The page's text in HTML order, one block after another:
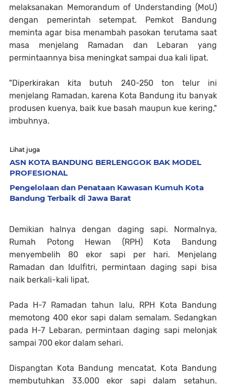
melaksanakan Memorandum of Understanding (MoU)
dengan pemerintah setempat. Pemkot Bandung
meminta agar bisa menambah pasokan terutama saat
masa menjelang Ramadan dan Lebaran yang
permintaannya bisa meningkat sampai dua kali lipat.
"Diperkirakan kita butuh 240-250 ton telur ini
menjelang Ramadan, karena Kota Bandung itu banyak
produsen kuenya, baik kue basah maupun kue kering,"
imbuhnya.
Lihat juga
ASN KOTA BANDUNG BERLENGGOK BAK MODEL
PROFESIONAL
Pengelolaan dan Penataan Kawasan Kumuh Kota
Bandung Terbaik di Jawa Barat
Demikian halnya dengan daging sapi. Normalnya,
Rumah Potong Hewan (RPH) Kota Bandung
menyembelih 80 ekor sapi per hari. Menjelang
Ramadan dan Idulfitri, permintaan daging sapi bisa
naik berkali-kali lipat.
Pada H-7 Ramadan tahun lalu, RPH Kota Bandung
memotong 400 ekor sapi dalam semalam. Sedangkan
pada H-7 Lebaran, permintaan daging sapi melonjak
sampai 700 ekor dalam sehari.
Dispangtan Kota Bandung mencatat, Kota Bandung
membutuhkan 33.000 ekor sapi dalam setahun.